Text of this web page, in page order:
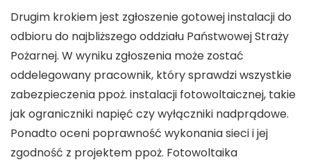
Drugim krokiem jest zgłoszenie gotowej instalacji do
odbioru do najbliższego oddziału Państwowej Straży
Pożarnej. W wyniku zgłoszenia może zostać
oddelegowany pracownik, który sprawdzi wszystkie
zabezpieczenia ppoż. instalacji fotowoltaicznej, takie
jak ograniczniki napięć czy wyłączniki nadprądowe.
Ponadto oceni poprawność wykonania sieci i jej
zgodność z projektem ppoż. Fotowoltaika